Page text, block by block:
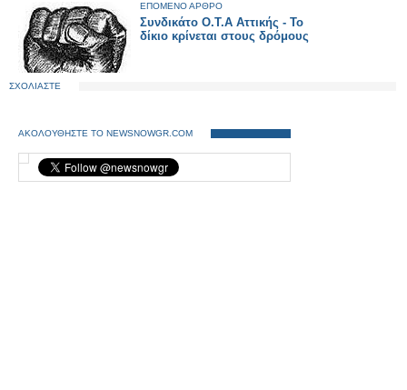
ΕΠΟΜΕΝΟ ΑΡΘΡΟ
Συνδικάτο Ο.Τ.Α Αττικής - Το
δίκιο κρίνεται στους δρόμους
ΣΧΟΛΙΑΣΤΕ
ΑΚΟΛΟΥΘΗΣΤΕ ΤΟ NEWSNOWGR.COM